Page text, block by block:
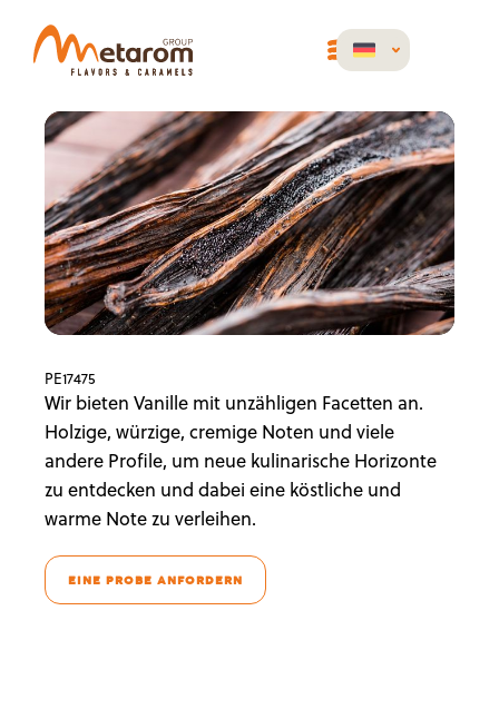
PE17475
Wir bieten Vanille mit unzähligen Facetten an.
Holzige, würzige, cremige Noten und viele
andere Profile, um neue kulinarische Horizonte
zu entdecken und dabei eine köstliche und
warme Note zu verleihen.
EINE PROBE ANFORDERN